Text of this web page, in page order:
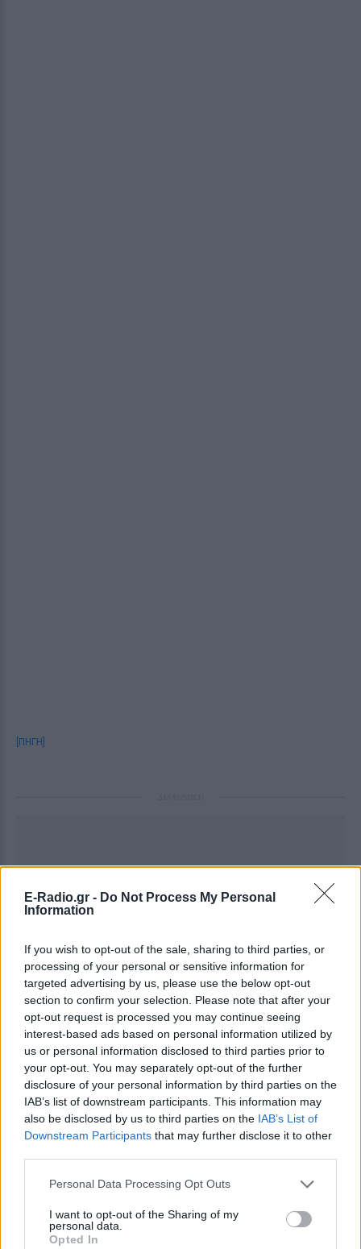
E-Radio.gr - Do Not Process My Personal
Information
If you wish to opt-out of the sale, sharing to third parties, or
processing of your personal or sensitive information for
targeted advertising by us, please use the below opt-out
section to confirm your selection. Please note that after your
opt-out request is processed you may continue seeing
interest-based ads based on personal information utilized by
us or personal information disclosed to third parties prior to
your opt-out. You may separately opt-out of the further
disclosure of your personal information by third parties on the
IAB’s list of downstream participants. This information may
also be disclosed by us to third parties on the IAB’s List of
Downstream Participants that may further disclose it to other
Personal Data Processing Opt Outs
I want to opt-out of the Sharing of my
personal data.
Opted In
[ΠΗΓΗ]
και μάθετε πρώτοιτα πιο hot νέα
Εσύ μπήκες στο E-Daily.gr; Τα νέα της ημέρας
και ότι σου κάνει κλικ!